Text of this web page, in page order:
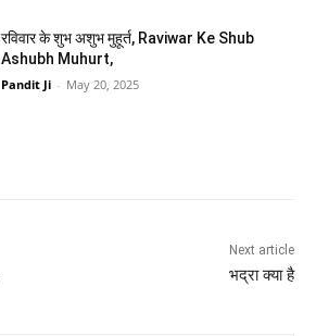
रविवार के शुभ अशुभ मुहूर्त, Raviwar Ke Shub
Ashubh Muhurt,
Pandit Ji - May 20, 2025
Next article
भद्रा क्या है